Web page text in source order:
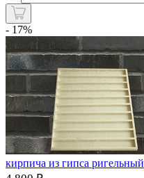
- 17%
кирпича из гипса ригельный